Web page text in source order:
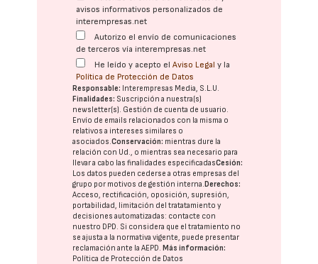
avisos informativos personalizados de
interempresas.net
Autorizo el envío de comunicaciones
de terceros vía interempresas.net
He leído y acepto elAviso Legal y la
Política de Protección de Datos
Responsable: Interempresas Media, S.L.U.
Finalidades: Suscripción a nuestra(s)
newsletter(s). Gestión de cuenta de usuario.
Envío de emails relacionados con la misma o
relativos a intereses similares o
asociados.Conservación: mientras dure la
relación con Ud., o mientras sea necesario para
llevar a cabo las finalidades especificadasCesión:
Los datos pueden cederse a otras empresas del
grupo por motivos de gestión interna.Derechos:
Acceso, rectificación, oposición, supresión,
portabilidad, limitación del tratatamiento y
decisiones automatizadas: contacte con
nuestro DPD. Si considera que el tratamiento no
se ajusta a la normativa vigente, puede presentar
reclamación ante laAEPD.Más información:
Política de Protección de Datos